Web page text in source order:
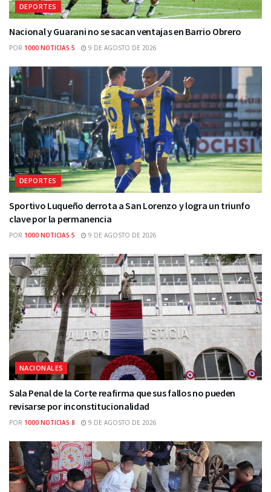
DEPORTES
Nacional y Guarani no se sacan ventajas en Barrio Obrero
POR 1000 NOTICIAS 5 9 DE AGOSTO DE 2026
DEPORTES
Sportivo Luqueño derrota a San Lorenzo y logra un triunfo
clave por la permanencia
POR 1000 NOTICIAS 5 9 DE AGOSTO DE 2026
NACIONALES
Sala Penal de la Corte reafirma que sus fallos no pueden
revisarse por inconstitucionalidad
POR 1000 NOTICIAS 8 9 DE AGOSTO DE 2026